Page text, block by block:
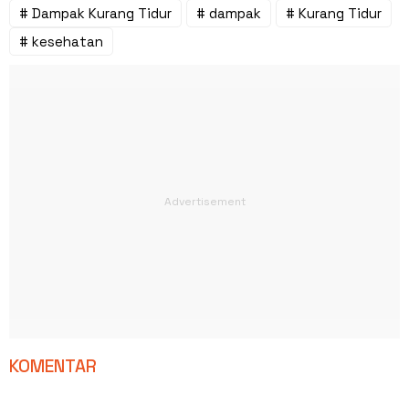
# Dampak Kurang Tidur # dampak
# Kurang Tidur
# kesehatan
KOMENTAR